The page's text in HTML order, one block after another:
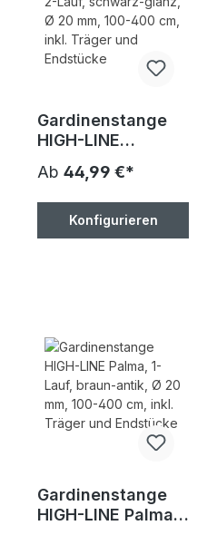
Gardinenstange
HIGH-LINE
schwarz-glanz, Ø
20 mm, 100-400
cm, inkl. Träger
und Endstücke
Ab 44,99 €*
Konfigurieren
Gardinenstange
HIGH-LINE Palma,